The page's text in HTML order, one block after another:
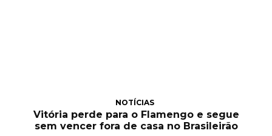
NOTÍCIAS
Vitória perde para o Flamengo e segue
sem vencer fora de casa no Brasileirão